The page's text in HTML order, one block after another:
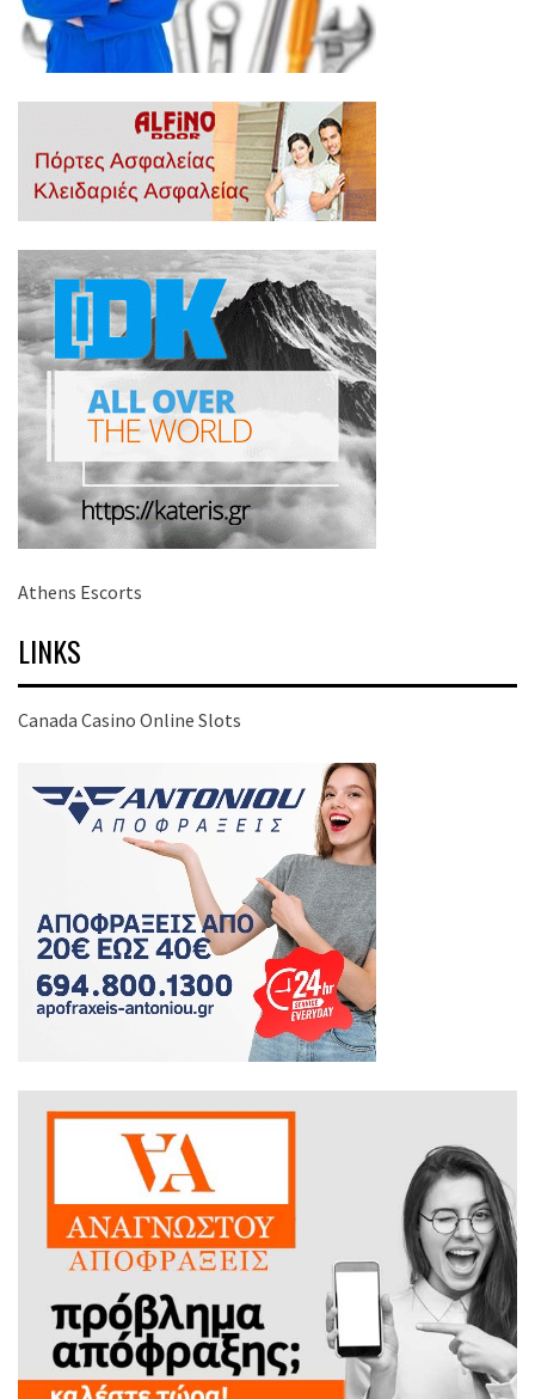
Athens Escorts
LINKS
Canada Casino Online Slots